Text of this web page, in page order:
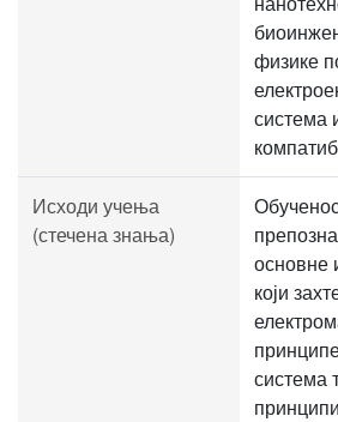
физике
система
Исходи учења
(стечена знања)
основне
који
система